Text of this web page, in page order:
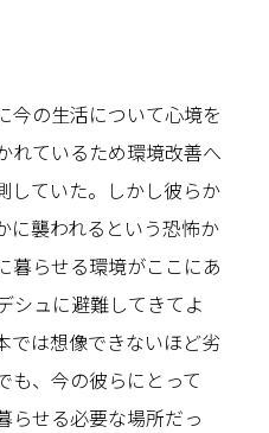
今の生活について心境を
れているため環境改善へ
していた。しかし彼らか
に襲われるという恐怖か
暮らせる環境がここにあ
シュに避難してきてよ
では想像できないほど劣
も、今の彼らにとって
らせる必要な場所だっ